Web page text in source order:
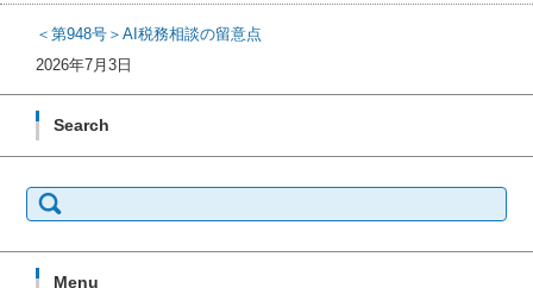
＜第948号＞AI税務相談の留意点
2026年7月3日
Search
索:
Menu